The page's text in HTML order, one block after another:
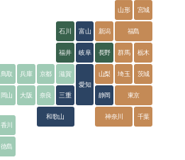
山形 宮城
福島
新潟
群馬 栃木
埼玉 茨城
東京
神奈川 千葉
山梨
石川
福井 長野
富山
岐阜
愛知
静岡
三重
和歌山
鳥取
岡山
兵庫 京都 滋賀
大阪 奈良
香川
徳島